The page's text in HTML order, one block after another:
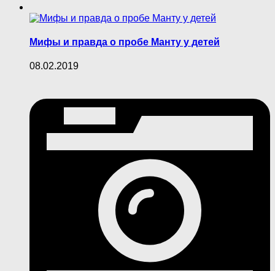
Мифы и правда о пробе Манту у детей
08.02.2019